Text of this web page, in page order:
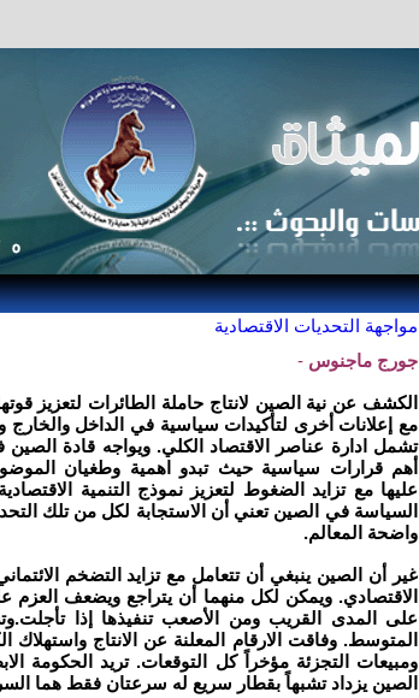
مواجهة التحديات الاقتصادية
جورج ماجنوس -
الكشف عن نية الصين لانتاج حاملة الطائرات لتعزيز
مع إعلانات أخرى لتأكيدات سياسية في الداخل والخارج
تشمل ادارة عناصر الاقتصاد الكلي. ويواجه قادة الصين
أهم قرارات سياسية حيث تبدو اهمية وطغيان
عليها مع تزايد الضغوط لتعزيز نموذج التنمية
السياسة في الصين تعني أن الاستجابة لكل من تلك
واضحة المعالم.
غير أن الصين ينبغي أن تتعامل مع تزايد التضخم
الاقتصادي. ويمكن لكل منهما أن يتراجع ويضعف
المتوسط. وفاقت الارقام المعلنة عن الانتاج واستهلاك
ومبيعات التجزئة مؤخراً كل التوقعات. تريد الحكومة
الصين يزداد تشبهاً بقطار سريع له سرعتان فقط هما